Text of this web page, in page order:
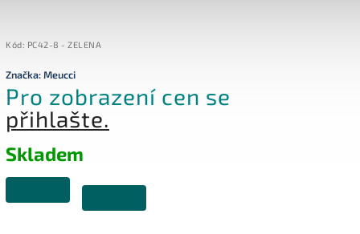
Kód: PC42-8 - ZELENA
Značka:Meucci
Pro zobrazení cen se
přihlašte.
Skladem